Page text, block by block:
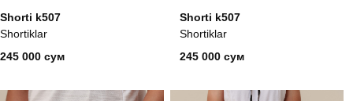
Shorti k507
Shortiklar
245 000 сум
Shorti k507
Shortiklar
245 000 сум